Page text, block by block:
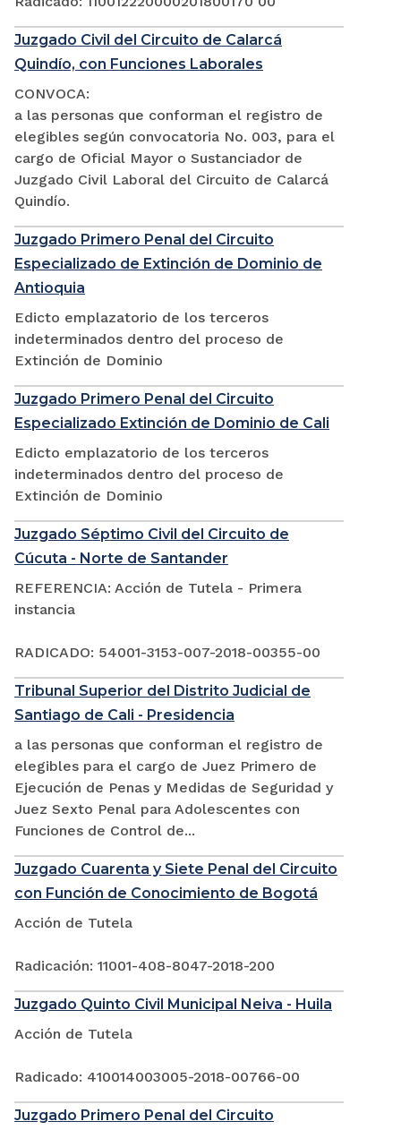
Juzgado Civil del Circuito de Calarcá
Quindío, con Funciones Laborales
CONVOCA:
a las personas que conforman el registro de
elegibles según convocatoria No. 003, para el
cargo de Oficial Mayor o Sustanciador de
Juzgado Civil Laboral del Circuito de Calarcá
Quindío.
Juzgado Primero Penal del Circuito
Especializado de Extinción de Dominio de
Antioquia
Edicto emplazatorio de los terceros
indeterminados dentro del proceso de
Extinción de Dominio
Juzgado Primero Penal del Circuito
Especializado Extinción de Dominio de Cali
Edicto emplazatorio de los terceros
indeterminados dentro del proceso de
Extinción de Dominio
Juzgado Séptimo Civil del Circuito de
Cúcuta - Norte de Santander
REFERENCIA: Acción de Tutela - Primera
instancia
RADICADO: 54001-3153-007-2018-00355-00
Tribunal Superior del Distrito Judicial de
Santiago de Cali - Presidencia
a las personas que conforman el registro de
elegibles para el cargo de Juez Primero de
Ejecución de Penas y Medidas de Seguridad y
Juez Sexto Penal para Adolescentes con
Funciones de Control de...
Juzgado Cuarenta y Siete Penal del Circuito
con Función de Conocimiento de Bogotá
Acción de Tutela
Radicación: 11001-408-8047-2018-200
Juzgado Quinto Civil Municipal Neiva - Huila
Acción de Tutela
Radicado: 410014003005-2018-00766-00
Juzgado Primero Penal del Circuito